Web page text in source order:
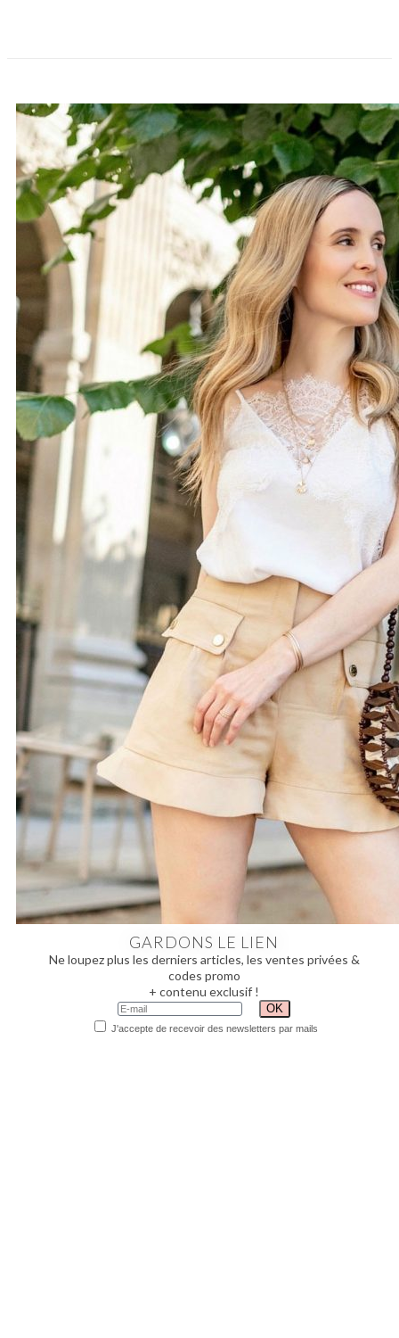
GARDONS LE LIEN
Ne loupez plus les derniers articles, les ventes privées &
codes promo
+ contenu exclusif !
J'accepte de recevoir des newsletters par mails